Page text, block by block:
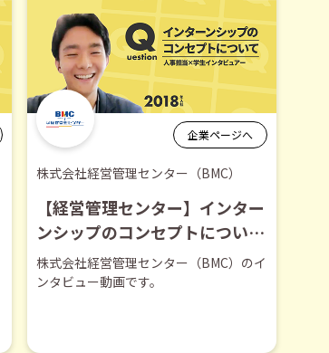
企業ページへ
株式会社経営管理センター（BMC）
【経営管理センター】インター
ンシップのコンセプトについて
【切り抜き】
株式会社経営管理センター（BMC）のイ
ンタビュー動画です。